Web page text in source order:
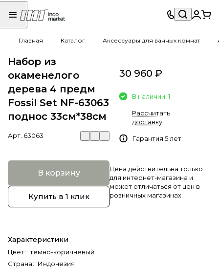
Главная Каталог Аксессуары для ванных комнат
Набор из
окаменелого
дерева 4 предм
Fossil Set NF-63063
поднос 33см*38см
Арт. 63063
В корзину
Купить в 1 клик
Характеристики
Цвет: темно-коричневый
Страна: Индонезия
30 960 ₽
В наличии: 1
Рассчитать
доставку
Гарантия 5 лет
Цена действительна только
для интернет-магазина и
может отличаться от цен в
розничных магазинах